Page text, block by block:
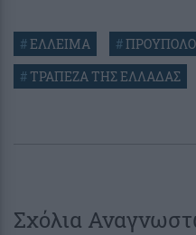
#ΕΛΛΕΙΜΑ #
# ΤΡΑΠΕΖΑ ΤΗΣ ΕΛΛΑΔΑΣ
Σχόλια